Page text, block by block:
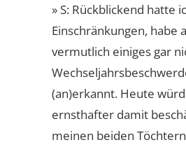
» S: Rückblickend hatte
Einschränkungen, habe
vermutlich einiges gar
(an)erkannt. Heute
ernsthafter damit
meinen beiden